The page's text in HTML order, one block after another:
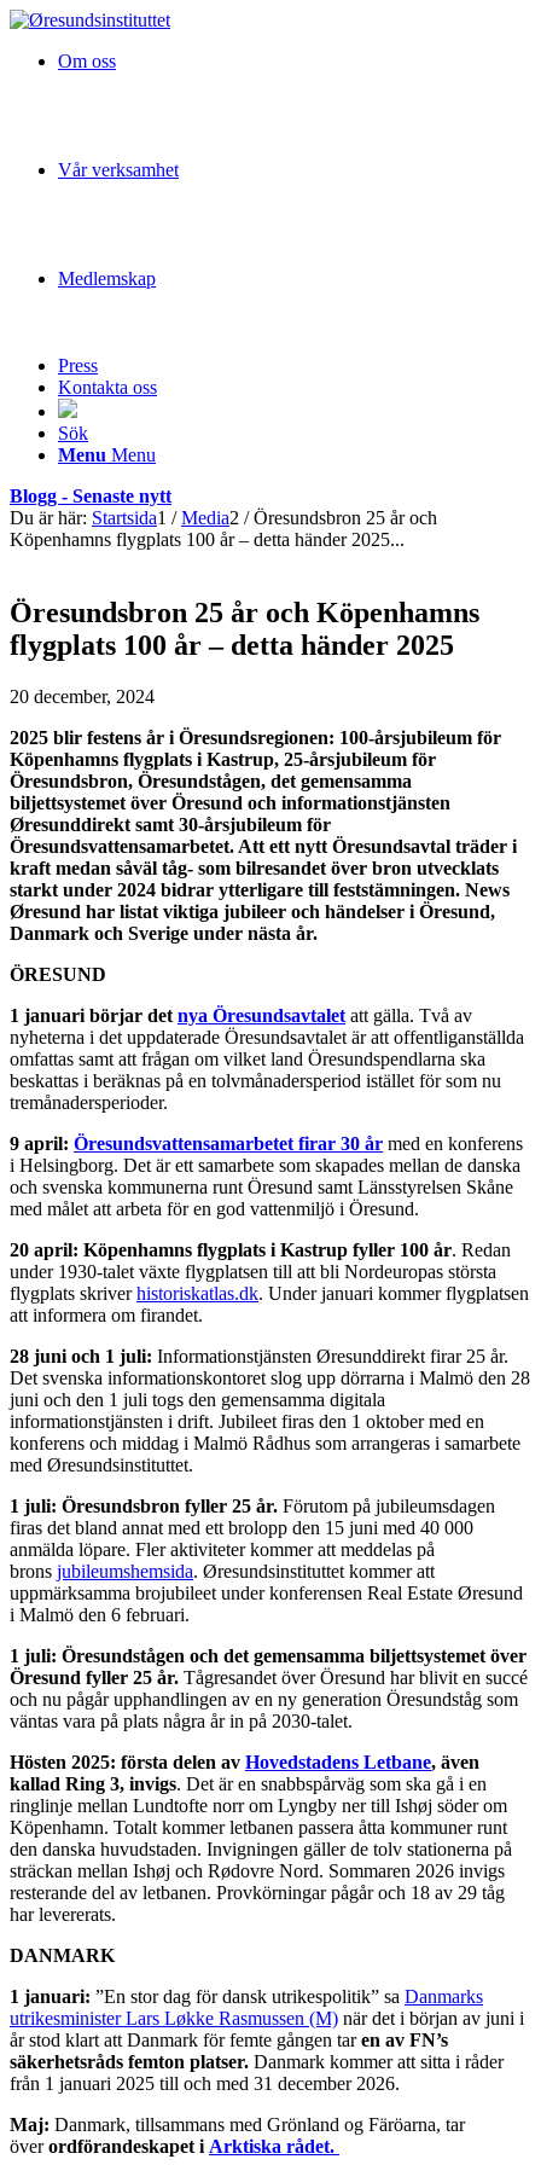
Om oss
Vår verksamhet
Medlemskap
Press
Kontakta oss
Sök
Menu Menu
Blogg - Senaste nytt
Du är här: Startsida1 / Media2 / Öresundsbron 25 år och
Köpenhamns flygplats 100 år – detta händer 2025...
Öresundsbron 25 år och Köpenhamns
flygplats 100 år – detta händer 2025
20 december, 2024
2025 blir festens år i Öresundsregionen: 100-årsjubileum för
Köpenhamns flygplats i Kastrup, 25-årsjubileum för
Öresundsbron, Öresundstågen, det gemensamma
biljettsystemet över Öresund och informationstjänsten
Øresunddirekt samt 30-årsjubileum för
Öresundsvattensamarbetet. Att ett nytt Öresundsavtal träder i
kraft medan såväl tåg- som bilresandet över bron utvecklats
starkt under 2024 bidrar ytterligare till feststämningen. News
Øresund har listat viktiga jubileer och händelser i Öresund,
Danmark och Sverige under nästa år.
ÖRESUND
1 januari börjar det nya Öresundsavtalet att gälla. Två av
nyheterna i det uppdaterade Öresundsavtalet är att offentliganställda
omfattas samt att frågan om vilket land Öresundspendlarna ska
beskattas i beräknas på en tolvmånadersperiod istället för som nu
tremånadersperioder.
9 april: Öresundsvattensamarbetet firar 30 år med en konferens
i Helsingborg. Det är ett samarbete som skapades mellan de danska
och svenska kommunerna runt Öresund samt Länsstyrelsen Skåne
med målet att arbeta för en god vattenmiljö i Öresund.
20 april: Köpenhamns flygplats i Kastrup fyller 100 år. Redan
under 1930-talet växte flygplatsen till att bli Nordeuropas största
flygplats skriverhistoriskatlas.dk. Under januari kommer flygplatsen
att informera om firandet.
28 juni och 1 juli: Informationstjänsten Øresunddirekt firar 25 år.
Det svenska informationskontoret slog upp dörrarna i Malmö den 28
juni och den 1 juli togs den gemensamma digitala
informationstjänsten i drift. Jubileet firas den 1 oktober med en
konferens och middag i Malmö Rådhus som arrangeras i samarbete
med Øresundsinstituttet.
1 juli: Öresundsbron fyller 25 år. Förutom på jubileumsdagen
firas det bland annat med ett brolopp den 15 juni med 40 000
anmälda löpare. Fler aktiviteter kommer att meddelas på
brons jubileumshemsida. Øresundsinstituttet kommer att
uppmärksamma brojubileet under konferensen Real Estate Øresund
i Malmö den 6 februari.
1 juli: Öresundstågen och det gemensamma biljettsystemet över
Öresund fyller 25 år. Tågresandet över Öresund har blivit en succé
och nu pågår upphandlingen av en ny generation Öresundståg som
väntas vara på plats några år in på 2030-talet.
Hösten 2025: första delen av Hovedstadens Letbane, även
kallad Ring 3, invigs. Det är en snabbspårväg som ska gå i en
ringlinje mellan Lundtofte norr om Lyngby ner till Ishøj söder om
Köpenhamn. Totalt kommer letbanen passera åtta kommuner runt
den danska huvudstaden. Invigningen gäller de tolv stationerna på
sträckan mellan Ishøj och Rødovre Nord. Sommaren 2026 invigs
resterande del av letbanen. Provkörningar pågår och 18 av 29 tåg
har levererats.
DANMARK
1 januari: ”En stor dag för dansk utrikespolitik” sa Danmarks
utrikesminister Lars Løkke Rasmussen (M) när det i början av juni i
år stod klart att Danmark för femte gången taren av FN’s
säkerhetsråds femton platser. Danmark kommer att sitta i råder
från 1 januari 2025 till och med 31 december 2026.
Maj: Danmark, tillsammans med Grönland og Färöarna, tar
överordförandeskapet i Arktiska rådet.